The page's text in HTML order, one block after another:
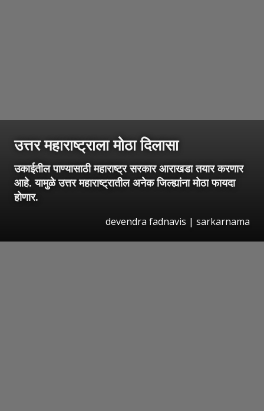
उत्तर महाराष्ट्राला मोठा दिलासा
उकाईतील पाण्यासाठी महाराष्ट्र सरकार आराखडा तयार करणार
आहे. यामुळे उत्तर महाराष्ट्रातील अनेक जिल्ह्यांना मोठा फायदा
होणार.
devendra fadnavis | sarkarnama